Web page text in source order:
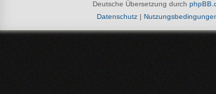
Deutsche Übersetzung durch
Datenschutz|